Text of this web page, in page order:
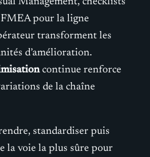
pour la ligne
transforment les
d’amélioration.
continue renforce
de la chaîne
standardiser puis
la voie la plus sûre pour